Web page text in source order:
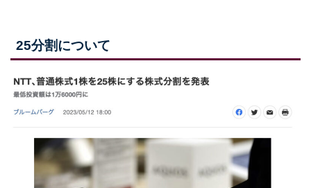
25分割について